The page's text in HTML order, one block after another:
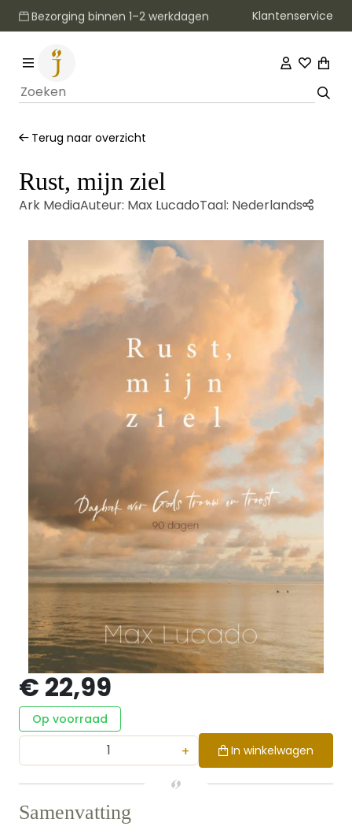
Bezorging binnen 1–2 werkdagen Klantenservice
Terug naar overzicht
Rust, mijn ziel
Ark MediaAuteur: Max LucadoTaal: Nederlands
€ 22,99
Op voorraad
+ In winkelwagen
Samenvatting